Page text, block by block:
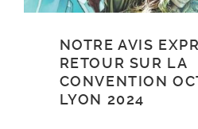
NOTRE AVIS
RETOUR SUR LA
CONVENTION
LYON 2024